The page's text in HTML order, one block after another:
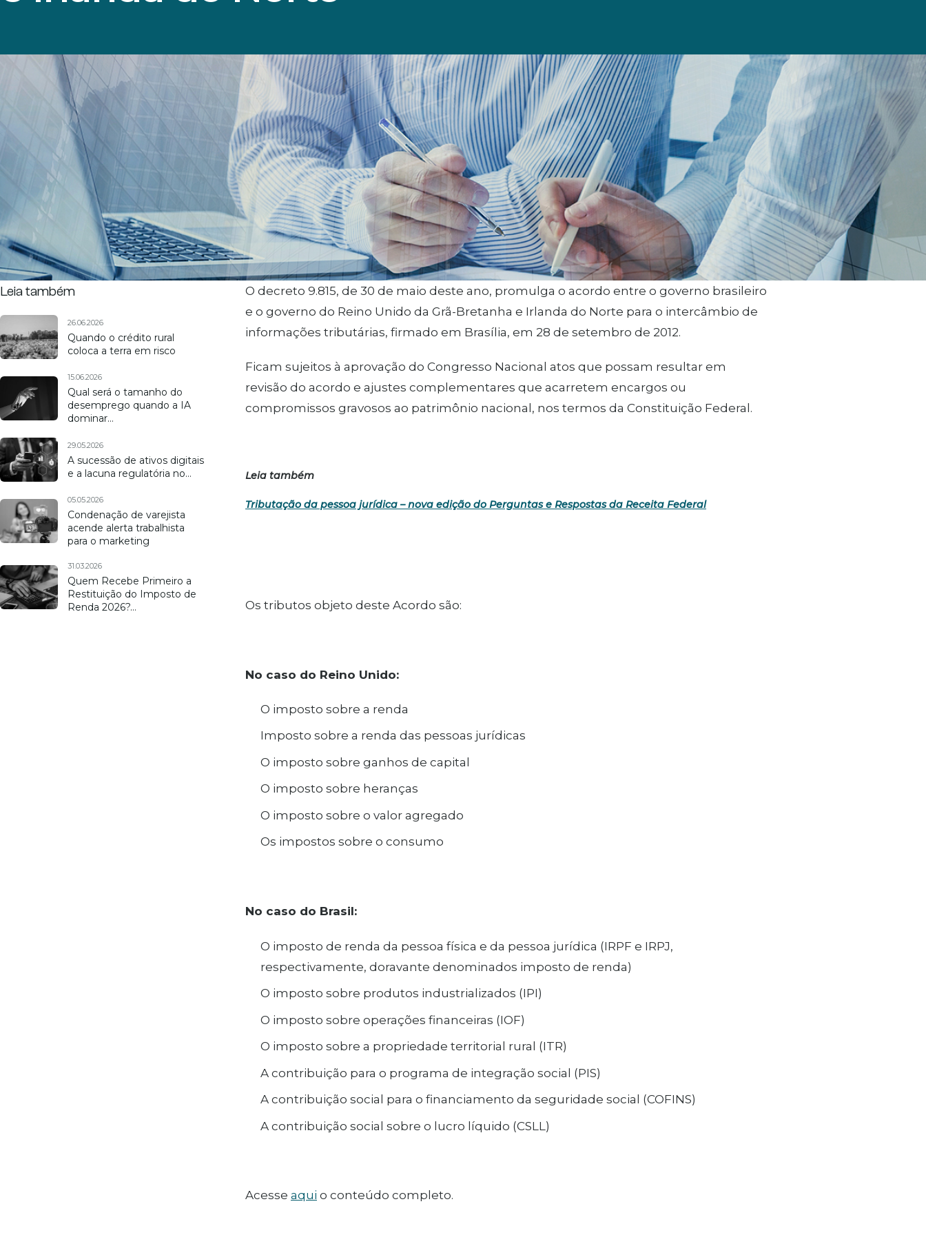
Leia também
26.06.2026
Quando o crédito rural
coloca a terra em risco
15.06.2026
Qual será o tamanho do
desemprego quando a IA
dominar…
29.05.2026
A sucessão de ativos digitais
e a lacuna regulatória no…
05.05.2026
Condenação de varejista
acende alerta trabalhista
para o marketing
31.03.2026
Quem Recebe Primeiro a
Restituição do Imposto de
Renda 2026?…
O decreto 9.815, de 30 de maio deste ano, promulga o acordo entre o governo brasileiro
e o governo do Reino Unido da Grã-Bretanha e Irlanda do Norte para o intercâmbio de
informações tributárias, firmado em Brasília, em 28 de setembro de 2012.
Ficam sujeitos à aprovação do Congresso Nacional atos que possam resultar em
revisão do acordo e ajustes complementares que acarretem encargos ou
compromissos gravosos ao patrimônio nacional, nos termos da Constituição Federal.
Leia também
Tributação da pessoa jurídica – nova edição do Perguntas e Respostas da Receita Federal
Os tributos objeto deste Acordo são:
No caso do Reino Unido:
O imposto sobre a renda
Imposto sobre a renda das pessoas jurídicas
O imposto sobre ganhos de capital
O imposto sobre heranças
O imposto sobre o valor agregado
Os impostos sobre o consumo
No caso do Brasil:
O imposto de renda da pessoa física e da pessoa jurídica (IRPF e IRPJ,
respectivamente, doravante denominados imposto de renda)
O imposto sobre produtos industrializados (IPI)
O imposto sobre operações financeiras (IOF)
O imposto sobre a propriedade territorial rural (ITR)
A contribuição para o programa de integração social (PIS)
A contribuição social para o financiamento da seguridade social (COFINS)
A contribuição social sobre o lucro líquido (CSLL)
Acesse aqui o conteúdo completo.